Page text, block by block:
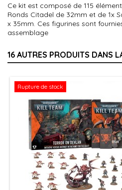
Ce kit est composé de 115
Ronds Citadel de 32mm et de 1x
x 35mm. Ces figurines sont
assemblage
16 AUTRES PRODUITS DANS
Rupture de stock